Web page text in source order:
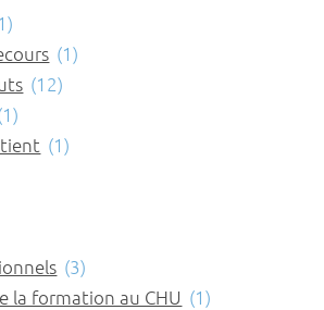
(1)
(12)
(1)
(3)
la formation au CHU (1)